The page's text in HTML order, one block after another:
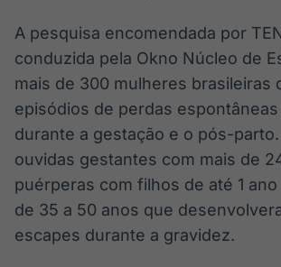
A pesquisa encomendada por
conduzida pela Okno Núcleo de
mais de 300 mulheres brasileiras
episódios de perdas
durante a gestação e o pós-parto.
ouvidas gestantes com mais de
puérperas com filhos de até 1
de 35 a 50 anos que
escapes durante a gravidez.